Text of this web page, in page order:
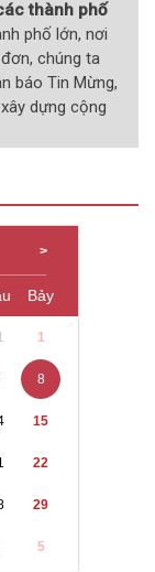
thành phố
phố lớn, nơi
chúng ta
báo Tin Mừng,
dựng cộng
Bảy
1
8
15
22
29
5